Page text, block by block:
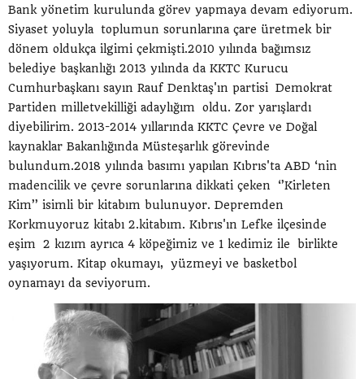
Bank yönetim kurulunda görev yapmaya devam ediyorum.
Siyaset yoluyla toplumun sorunlarına çare üretmek bir
dönem oldukça ilgimi çekmişti.2010 yılında bağımsız
belediye başkanlığı 2013 yılında da KKTC Kurucu
Cumhurbaşkanı sayın Rauf Denktaş'ın partisi Demokrat
Partiden milletvekilliği adaylığım oldu. Zor yarışlardı
diyebilirim. 2013-2014 yıllarında KKTC Çevre ve Doğal
kaynaklar Bakanlığında Müsteşarlık görevinde
bulundum.2018 yılında basımı yapılan Kıbrıs'ta ABD ‘nin
madencilik ve çevre sorunlarına dikkati çeken ‘’Kirleten
Kim’’ isimli bir kitabım bulunuyor. Depremden
Korkmuyoruz kitabı 2.kitabım. Kıbrıs'ın Lefke ilçesinde
eşim 2 kızım ayrıca 4 köpeğimiz ve 1 kedimiz ile birlikte
yaşıyorum. Kitap okumayı, yüzmeyi ve basketbol
oynamayı da seviyorum.